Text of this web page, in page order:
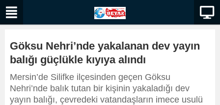
Göksu Nehri’nde yakalanan dev yayın
balığı güçlükle kıyıya alındı
Mersin’de Silifke ilçesinden geçen Göksu
Nehri’nde balık tutan bir kişinin yakaladığı dev
yayın balığı, çevredeki vatandaşların imece usulü